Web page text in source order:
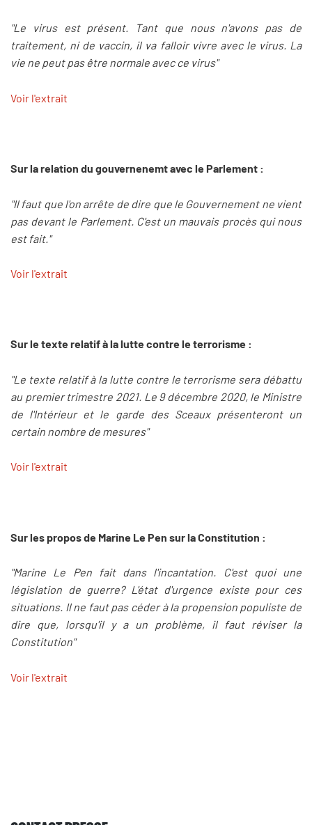
"Le virus est présent. Tant que nous n'avons pas de
traitement, ni de vaccin, il va falloir vivre avec le virus. La
vie ne peut pas être normale avec ce virus"
Voir l'extrait
Sur la relation du gouvernenemt avec le Parlement :
"Il faut que l'on arrête de dire que le Gouvernement ne vient
pas devant le Parlement. C'est un mauvais procès qui nous
est fait."
Voir l'extrait
Sur le texte relatif à la lutte contre le terrorisme :
"Le texte relatif à la lutte contre le terrorisme sera débattu
au premier trimestre 2021. Le 9 décembre 2020, le Ministre
de l'Intérieur et le garde des Sceaux présenteront un
certain nombre de mesures"
Voir l'extrait
Sur les propos de Marine Le Pen sur la Constitution :
"Marine Le Pen fait dans l'incantation. C'est quoi une
législation de guerre? L'état d'urgence existe pour ces
situations. Il ne faut pas céder à la propension populiste de
dire que, lorsqu'il y a un problème, il faut réviser la
Constitution"
Voir l'extrait